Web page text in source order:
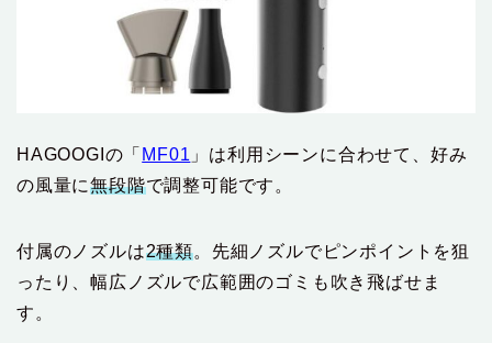
HAGOOGIの「 MF01 」は利用シーンに合わせて、好み
の風量に無段階で調整可能です。
付属のノズルは2種類。先細ノズルでピンポイントを狙
ったり、幅広ノズルで広範囲のゴミも吹き飛ばせま
す。